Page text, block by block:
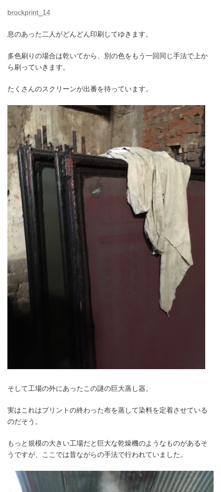
brockprint_14
息のあった二人がどんどん印刷してゆきます。
多色刷りの場合は乾いてから、別の色をもう一回同じ手法で上か
ら刷っていきます。
たくさんのスクリーンが出番を待っています。
そして工場の外にあったこの謎の巨大蒸し器。
実はこれはプリントの終わった布を蒸して染料を定着させている
のだそう。
もっと規模の大きい工場だと巨大な乾燥機のようなものがあるそ
うですが、ここでは昔ながらの手法で行われていました。